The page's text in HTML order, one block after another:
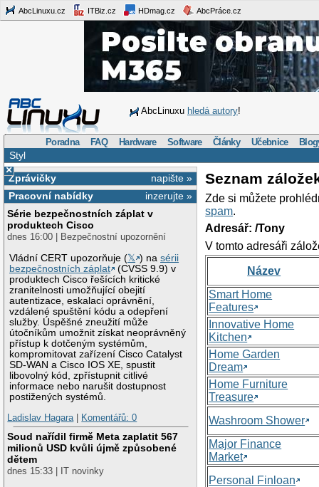
AbcLinuxu.cz ITBiz.cz HDmag.cz AbcPráce.cz
AbcLinuxu hledá autory!
Poradna FAQ Hardware Software Články Učebnice
Styl
×
napište »
Zprávičky
inzerujte »
Pracovní nabídky
Série bezpečnostních záplat v
produktech Cisco
dnes 16:00 | Bezpečnostní upozornění
Vládní CERT upozorňuje (𝕏 ) nasérii
bezpečnostních záplat
(CVSS 9.9) v
produktech Cisco řešících kritické
zranitelnosti umožňující obejití
autentizace, eskalaci oprávnění,
vzdálené spuštění kódu a odepření
služby. Úspěšné zneužití může
útočníkům umožnit získat neoprávněný
přístup k dotčeným systémům,
kompromitovat zařízení Cisco Catalyst
SD-WAN a Cisco IOS XE, spustit
libovolný kód, zpřístupnit citlivé
informace nebo narušit dostupnost
postižených systémů.
Ladislav Hagara| Komentářů: 0
Soud nařídil firmě Meta zaplatit 567
milionů USD kvůli újmě způsobené
dětem
dnes 15:33 | IT novinky
Seznam
Zde si můžete
spam.
Adresář: /Tony
V tomto adresáři
Název
Smart Home
Features
Innovative Home
Kitchen
Home Garden
Dream
Home Furniture
Treasure
Washroom Shower
Major Finance
Market
Personal Finloan